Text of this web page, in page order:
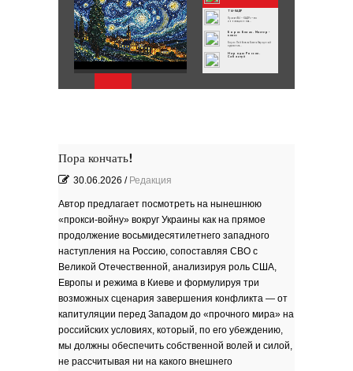
ТЫ-КАДР
Проект «ТЫ – КАДР» — это
инновационная...
Борис Бланк. Мастер-
класс
Борис Лейбович Бланк Народный
художник...
Народы России.
Сабантуй
Народы России
Анатолий Софронов
''Ростову''
''ЭТЮДЫ О ГОГОЛЕ''. Док.
В основе фильма - работа русского
писателя Василия...
Омский писатель на
Первом городском
канале
Зола
зола. Песня
Я видела бога
забившимся в угол...
Пора кончать!
30.06.2026 / Редакция
Автор предлагает посмотреть на нынешнюю
«прокси‑войну» вокруг Украины как на прямое
продолжение восьмидесятилетнего западного
наступления на Россию, сопоставляя СВО с
Великой Отечественной, анализируя роль США,
Европы и режима в Киеве и формулируя три
возможных сценария завершения конфликта — от
капитуляции перед Западом до «прочного мира» на
российских условиях, который, по его убеждению,
мы должны обеспечить собственной волей и силой,
не рассчитывая ни на какого внешнего